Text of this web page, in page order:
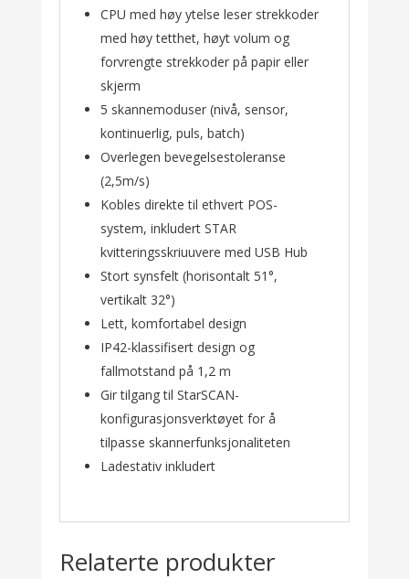
CPU med høy ytelse leser strekkoder
med høy tetthet, høyt volum og
forvrengte strekkoder på papir eller
skjerm
5 skannemoduser (nivå, sensor,
kontinuerlig, puls, batch)
Overlegen bevegelsestoleranse
(2,5m/s)
Kobles direkte til ethvert POS-
system, inkludert STAR
kvitteringsskriuuvere med USB Hub
Stort synsfelt (horisontalt 51°,
vertikalt 32°)
Lett, komfortabel design
IP42-klassifisert design og
fallmotstand på 1,2 m
Gir tilgang til StarSCAN-
konfigurasjonsverktøyet for å
tilpasse skannerfunksjonaliteten
Ladestativ inkludert
Relaterte produkter